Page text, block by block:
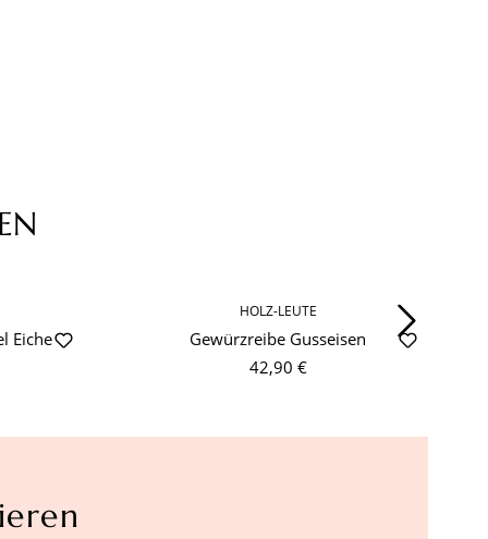
Eiche
HOLZ-LEUTE
Gewürzreibe Gusseisen
42,90 €